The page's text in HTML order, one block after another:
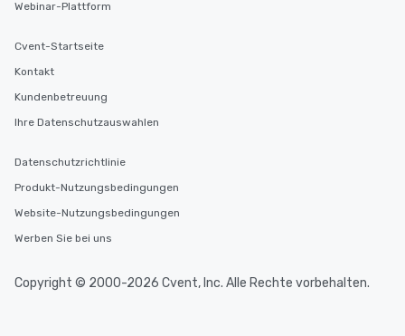
Webinar-Plattform
Cvent-Startseite
Kontakt
Kundenbetreuung
Ihre Datenschutzauswahlen
Datenschutzrichtlinie
Produkt-Nutzungsbedingungen
Website-Nutzungsbedingungen
Werben Sie bei uns
Copyright © 2000-2026 Cvent, Inc. Alle Rechte vorbehalten.